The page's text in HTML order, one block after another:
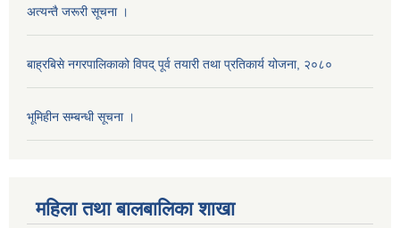
अत्यन्तै जरूरी सूचना ।
बाह्रबिसे नगरपालिकाको विपद् पूर्व तयारी तथा प्रतिकार्य योजना, २०८०
भूमिहीन सम्बन्धी सूचना ।
महिला तथा बालबालिका शाखा